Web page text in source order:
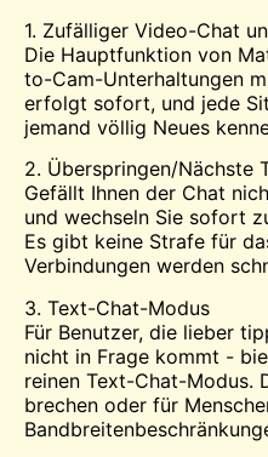
1. Zufälliger Video-Chat
Die Hauptfunktion von
to-Cam-Unterhaltungen
erfolgt sofort, und jede
jemand völlig Neues
2. Überspringen/Nächste
Gefällt Ihnen der Chat
und wechseln Sie sofort
Es gibt keine Strafe für
Verbindungen werden
3. Text-Chat-Modus
Für Benutzer, die lieber
nicht in Frage kommt -
reinen Text-Chat-Modus.
brechen oder für